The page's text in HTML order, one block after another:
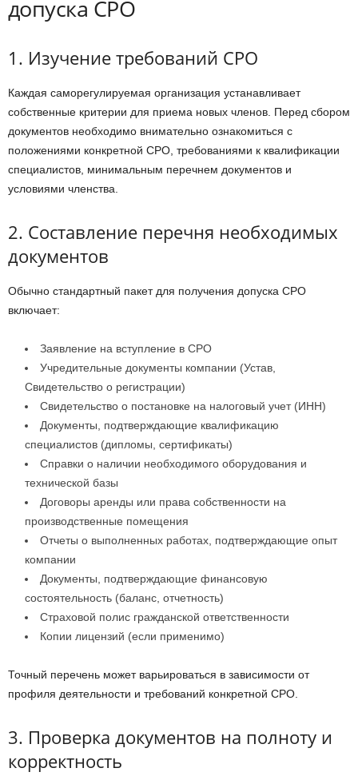
допуска СРО
1. Изучение требований СРО
Каждая саморегулируемая организация устанавливает
собственные критерии для приема новых членов. Перед сбором
документов необходимо внимательно ознакомиться с
положениями конкретной СРО, требованиями к квалификации
специалистов, минимальным перечнем документов и
условиями членства.
2. Составление перечня необходимых
документов
Обычно стандартный пакет для получения допуска СРО
включает:
Заявление на вступление в СРО
Учредительные документы компании (Устав,
Свидетельство о регистрации)
Свидетельство о постановке на налоговый учет (ИНН)
Документы, подтверждающие квалификацию
специалистов (дипломы, сертификаты)
Справки о наличии необходимого оборудования и
технической базы
Договоры аренды или права собственности на
производственные помещения
Отчеты о выполненных работах, подтверждающие опыт
компании
Документы, подтверждающие финансовую
состоятельность (баланс, отчетность)
Страховой полис гражданской ответственности
Копии лицензий (если применимо)
Точный перечень может варьироваться в зависимости от
профиля деятельности и требований конкретной СРО.
3. Проверка документов на полноту и
корректность